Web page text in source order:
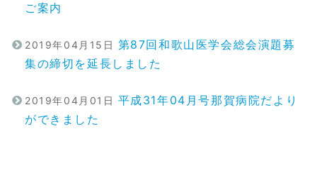
ご案内
2019年04月15日 第87回和歌山医学会総会演題募
集の締切を延長しました
2019年04月01日 平成31年04月号那賀病院だより
ができました